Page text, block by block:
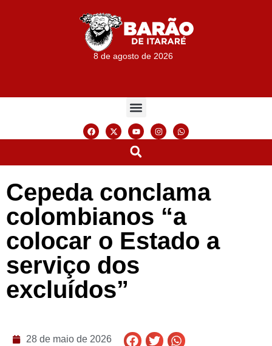
8 de agosto de 2026
Cepeda conclama
colombianos “a
colocar o Estado a
serviço dos
excluídos”
28 de maio de 2026